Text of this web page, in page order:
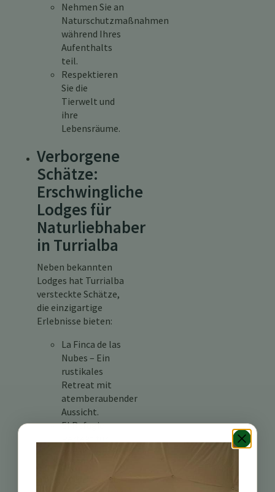
Nehmen Sie an
Naturschutzmaßnahmen
während Ihres
Aufenthalts
teil.
Respektieren
Sie die
Tierwelt und
ihre
Lebensräume.
Verborgene
Schätze:
Erschwingliche
Lodges für
Naturliebhaber
in Turrialba
Neben bekannten
Lodges hat Turrialba
versteckte Schätze,
die einzigartige
Erlebnisse bieten:
La Finca de las
Nubes – Ein
rustikales
Retreat mit
atemberaubender
Aussicht.
El Refugio –
Naturfreunde.